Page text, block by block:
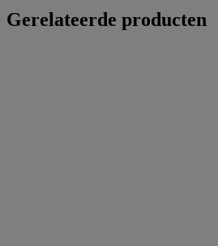
Gerelateerde producten